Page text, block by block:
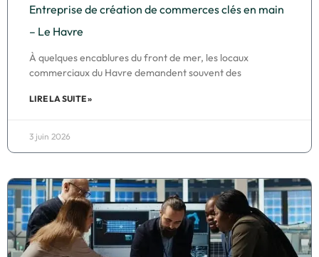
Entreprise de création de commerces clés en main
– Le Havre
À quelques encablures du front de mer, les locaux
commerciaux du Havre demandent souvent des
LIRE LA SUITE »
3 juin 2026